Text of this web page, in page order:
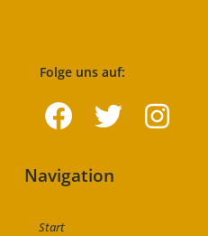
Folge uns auf:
Navigation
Start